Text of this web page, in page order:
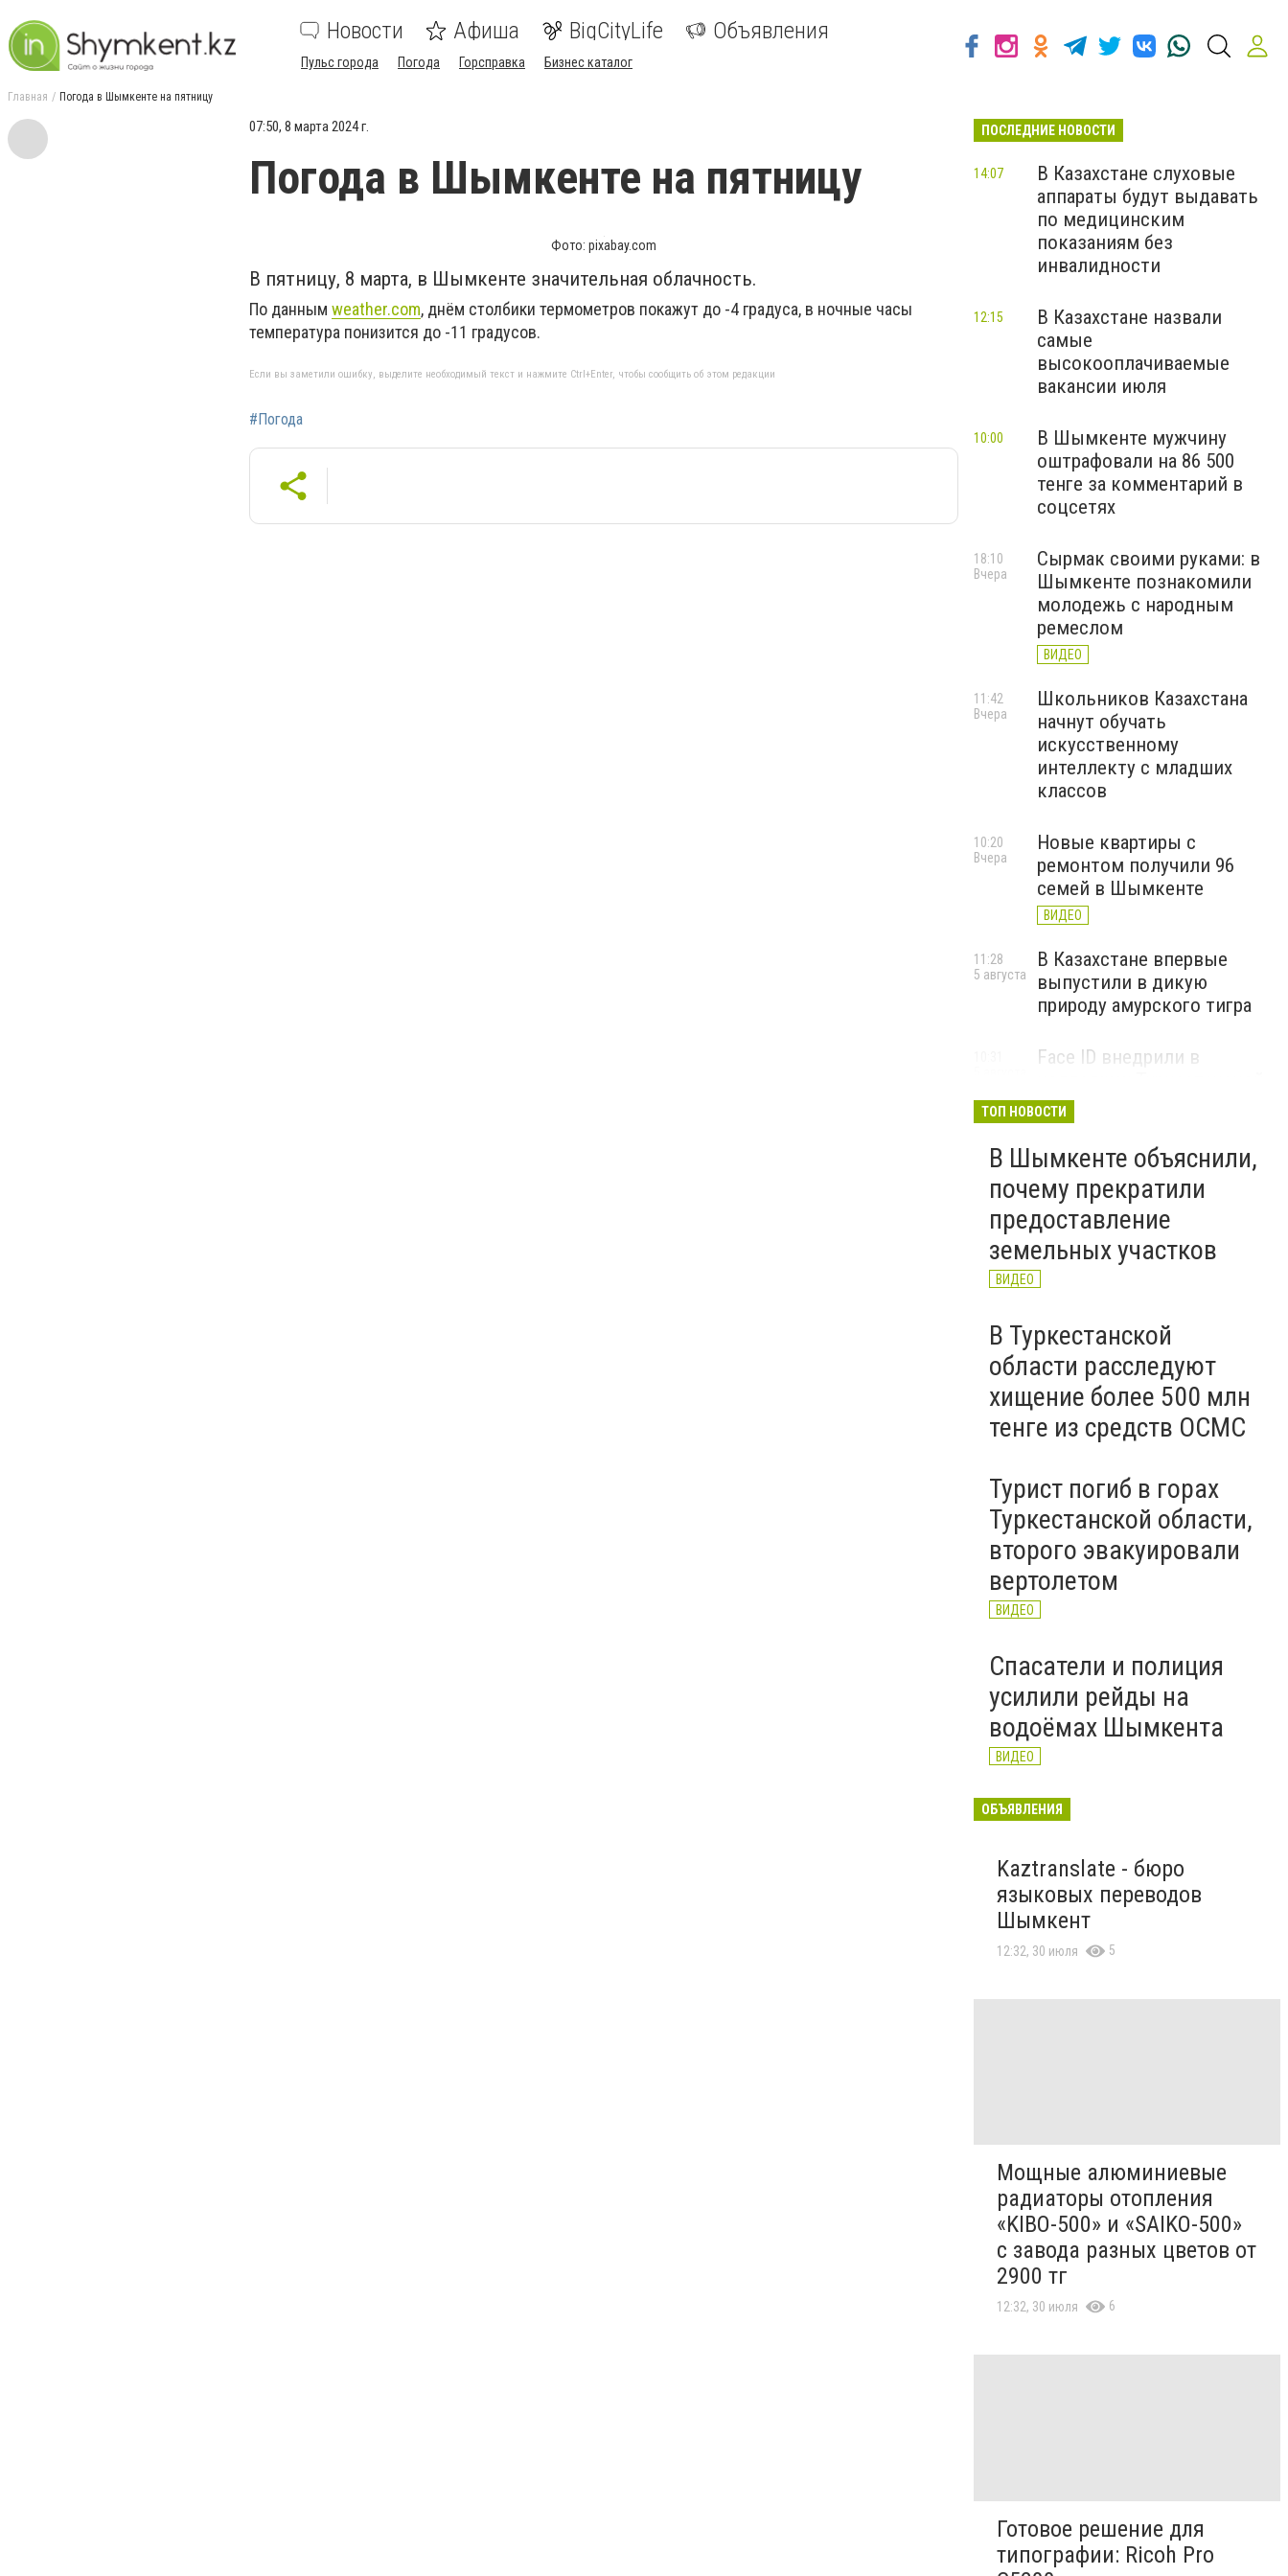
Новости Афиша BigCityLife Объявления
Пульс города Погода Горсправка Бизнес каталог
Главная Погода в Шымкенте на пятницу
07:50, 8 марта 2024 г.
Погода в Шымкенте на пятницу
Фото: pixabay.com
В пятницу, 8 марта, в Шымкенте значительная облачность.
По данным weather.com, днём столбики термометров покажут до -4 градуса, в ночные часы
температура понизится до -11 градусов.
Если вы заметили ошибку, выделите необходимый текст и нажмите Ctrl+Enter, чтобы сообщить об этом редакции
#Погода
ПОСЛЕДНИЕ НОВОСТИ
В Казахстане слуховые
аппараты будут выдавать
по медицинским
показаниям без
инвалидности
14:07
В Казахстане назвали
самые
высокооплачиваемые
вакансии июля
12:15
В Шымкенте мужчину
оштрафовали на 86 500
тенге за комментарий в
соцсетях
10:00
Сырмак своими руками: в
Шымкенте познакомили
молодежь с народным
ремеслом
ВИДЕО
18:10
Вчера
Школьников Казахстана
начнут обучать
искусственному
интеллекту с младших
классов
11:42
Вчера
Новые квартиры с
ремонтом получили 96
семей в Шымкенте
ВИДЕО
10:20
Вчера
В Казахстане впервые
выпустили в дикую
природу амурского тигра
11:28
5 августа
Face ID внедрили в
области для учета
посещаемости
ВИДЕО
ТОП НОВОСТИ
В Шымкенте объяснили,
почему прекратили
предоставление
земельных участков
ВИДЕО
В Туркестанской
области расследуют
хищение более 500 млн
тенге из средств ОСМС
Турист погиб в горах
Туркестанской области,
второго эвакуировали
вертолетом
ВИДЕО
Спасатели и полиция
усилили рейды на
водоёмах Шымкента
ВИДЕО
ОБЪЯВЛЕНИЯ
Kaztranslate - бюро
языковых переводов
Шымкент
12:32, 30 июля 5
Мощные алюминиевые
радиаторы отопления
«KIBO-500» и «SAIKO-500»
с завода разных цветов от
2900 тг
12:32, 30 июля 6
Готовое решение для
типографии: Ricoh Pro